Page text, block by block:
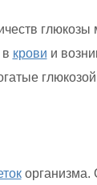
в крови и
организма.